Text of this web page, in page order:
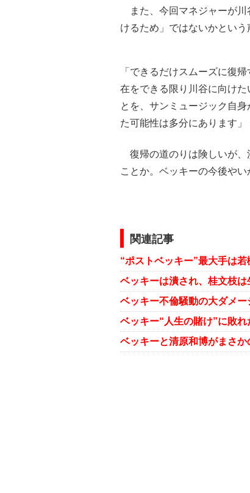
また、今回マネジャーが川
けるため」ではないかという
「できるだけスムーズに復
在をできる限り川谷に向けた
とを、サンミュージック自
た可能性は多分にあります」
復帰の道のりは険しいが、
ことか。ベッキーの今後やい
関連記事
“ポストベッキー”最大手は
ベッキーは潰され、桂文枝
ベッキーと清原和博がまさ